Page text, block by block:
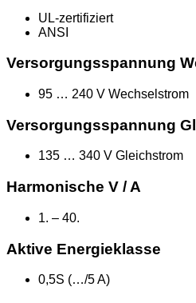
UL-zertifiziert
ANSI
Versorgungsspannung
95 … 240 V Wechselstrom
Versorgungsspannung
135 … 340 V Gleichstrom
Harmonische V / A
1. – 40.
Aktive Energieklasse
0,5S (…/5 A)